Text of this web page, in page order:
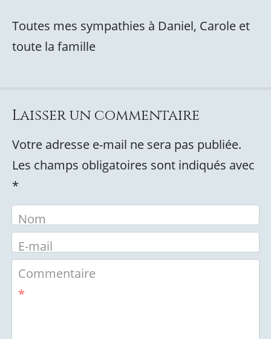
Toutes mes sympathies à Daniel, Carole et
toute la famille
Laisser un commentaire
Votre adresse e-mail ne sera pas publiée.
Les champs obligatoires sont indiqués avec
*
Nom
E-mail
Commentaire
*